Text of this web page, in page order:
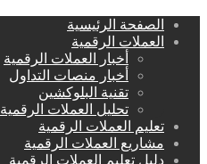
الصفحة الرئيسية
العملات الرقمية
أخبار العملات الرقمية
أخبار منصات التداول
تقنية البلوكشين
تحليل العملات الرقمية
تعليم العملات الرقمية
مشاريع العملات الرقمية
دليل تعليم العملات الرقمية